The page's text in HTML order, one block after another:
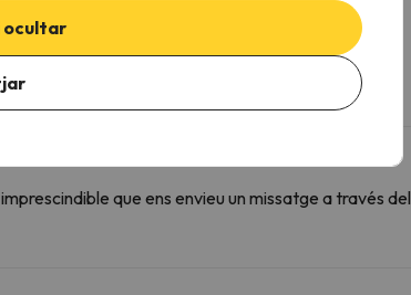
que ens envieu un missatge a través del
ocultar